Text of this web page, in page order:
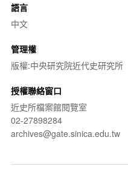
語言
中文
管理權
版權:中央研究院近代史研究所
授權聯絡窗口
近史所檔案館閱覽室
02-27898284
archives@gate.sinica.edu.tw